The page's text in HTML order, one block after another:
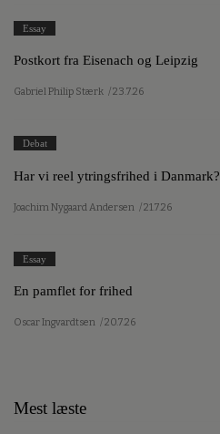
Essay
Postkort fra Eisenach og Leipzig
Gabriel Philip Stærk / 23.7.26
Debat
Har vi reel ytringsfrihed i Danmark?
Joachim Nygaard Andersen / 21.7.26
Essay
En pamflet for frihed
Oscar Ingvardtsen / 20.7.26
Mest læste